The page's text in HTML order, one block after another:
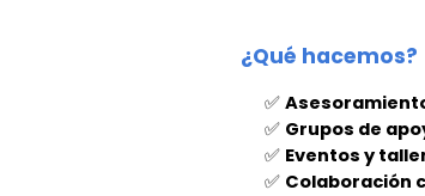
¿Qué hacemos?
✅
✅ Grupos de
✅ Eventos y
✅ Colaboración